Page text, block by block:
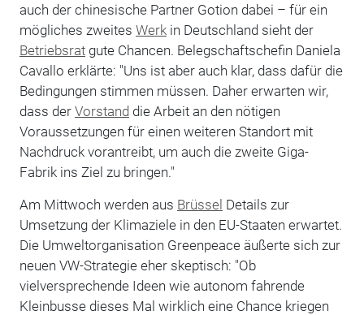
auch der chinesische Partner Gotion dabei – für ein
mögliches zweites Werkin Deutschland sieht der
Betriebsratgute Chancen. Belegschaftschefin Daniela
Cavallo erklärte: "Uns ist aber auch klar, dass dafür die
Bedingungen stimmen müssen. Daher erwarten wir,
dass der Vorstand die Arbeit an den nötigen
Voraussetzungen für einen weiteren Standort mit
Nachdruck vorantreibt, um auch die zweite Giga-
Fabrik ins Ziel zu bringen."
Am Mittwoch werden aus Brüssel Details zur
Umsetzung der Klimaziele in den EU-Staaten erwartet.
Die Umweltorganisation Greenpeace äußerte sich zur
neuen VW-Strategie eher skeptisch: "Ob
vielversprechende Ideen wie autonom fahrende
Kleinbusse dieses Mal wirklich eine Chance kriegen